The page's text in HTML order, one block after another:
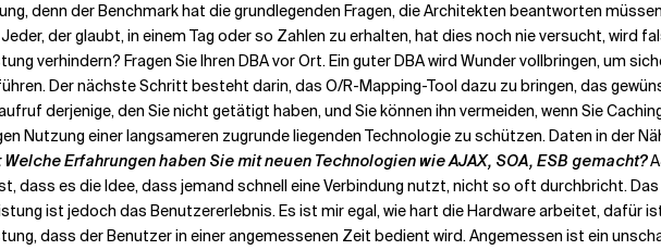
denn der Benchmark hat die grundlegenden Fragen, die Architekten beantworten
der glaubt, in einem Tag oder so Zahlen zu erhalten, hat dies noch nie versucht, wird
verhindern? Fragen Sie Ihren DBA vor Ort. Ein guter DBA wird Wunder vollbringen, um
Der nächste Schritt besteht darin, das O/R-Mapping-Tool dazu zu bringen, das
derjenige, den Sie nicht getätigt haben, und Sie können ihn vermeiden, wenn Sie
Nutzung einer langsameren zugrunde liegenden Technologie zu schützen. Daten in der
Welche Erfahrungen haben Sie mit neuen Technologien wie AJAX, SOA, ESB gemacht?
dass es die Idee, dass jemand schnell eine Verbindung nutzt, nicht so oft durchbricht.
ist jedoch das Benutzererlebnis. Es ist mir egal, wie hart die Hardware arbeitet, dafür
dass der Benutzer in einer angemessenen Zeit bedient wird. Angemessen ist ein